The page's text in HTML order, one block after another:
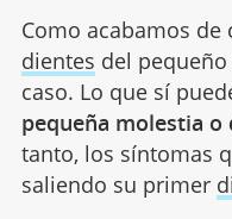
Como acabamos de
dientes del
caso. Lo que sí
pequeña molestia o
tanto, los síntomas
saliendo su primer